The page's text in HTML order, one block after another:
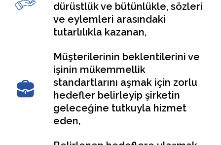
dürüstlük ve bütünlükle, sözleri
ve eylemleri arasındaki
tutarlılıkla kazanan,
Müşterilerinin beklentilerini ve
işinin mükemmellik
standartlarını aşmak için zorlu
hedefler belirleyip şirketin
geleceğine tutkuyla hizmet
eden,